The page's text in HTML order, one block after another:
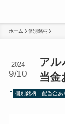
ホーム 個別銘柄
アル
当金
2024
9/10
個別銘柄 配当金あ